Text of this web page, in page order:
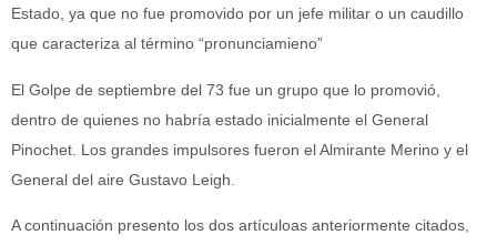
Estado, ya que no fue promovido por un jefe militar o un caudillo
que caracteriza al término “pronunciamieno”
El Golpe de septiembre del 73 fue un grupo que lo promovió,
dentro de quienes no habría estado inicialmente el General
Pinochet. Los grandes impulsores fueron el Almirante Merino y el
General del aire Gustavo Leigh.
A continuación presento los dos artículoas anteriormente citados,